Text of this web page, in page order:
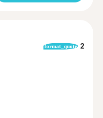
format_quote 2